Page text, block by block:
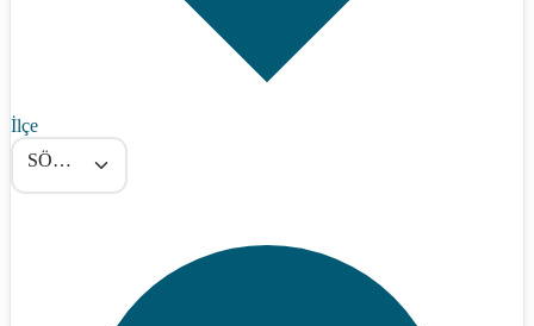
İlçe
SÖĞÜT